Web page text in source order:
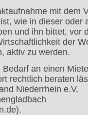
mit dem
wie in dieser oder
und ihn bittet, vor
der
aktiv zu werden.
an einen
rechtlich beraten
Niederrhein e.V,